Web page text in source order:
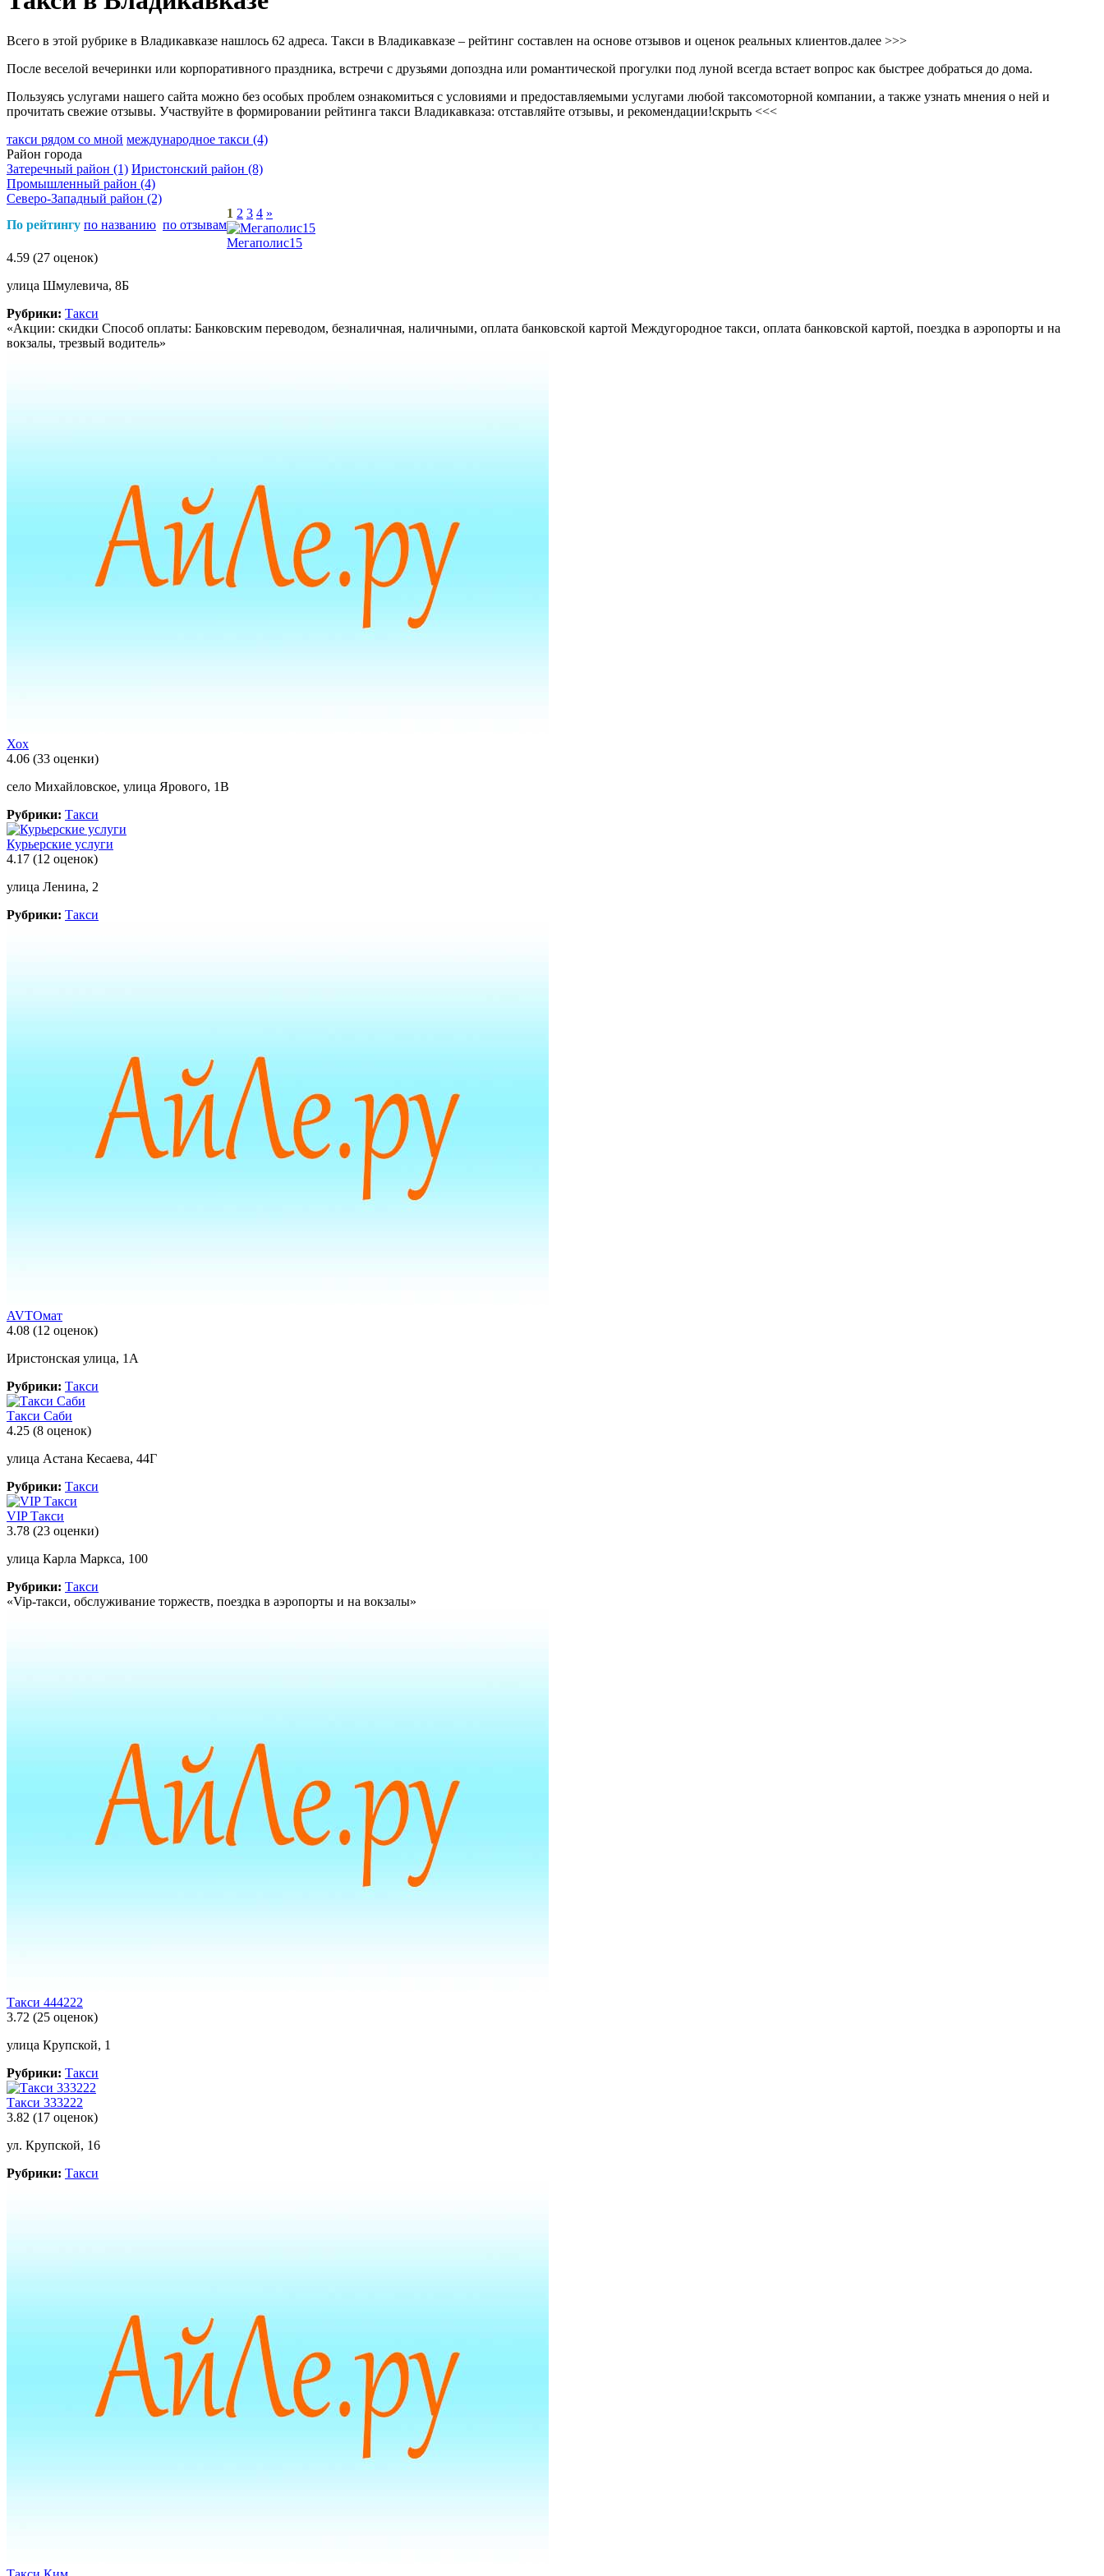
Всего в этой рубрике в Владикавказе нашлось 62 адреса. Такси в Владикавказе – рейтинг составлен на основе отзывов и оценок реальных клиентов.далее >>>
После веселой вечеринки или корпоративного праздника, встречи с друзьями допоздна или романтической прогулки под луной всегда встает вопрос как быстрее добраться до дома.
Пользуясь услугами нашего сайта можно без особых проблем ознакомиться с условиями и предоставляемыми услугами любой таксомоторной компании, а также узнать мнения о ней и
прочитать свежие отзывы. Участвуйте в формировании рейтинга такси Владикавказа: отставляйте отзывы, и рекомендации!скрыть <<<
такси рядом со мной международное такси (4)
Район города
Затеречный район (1) Иристонский район (8)
Промышленный район (4)
Северо-Западный район (2)
По рейтингу по названию по отзывам
1 2 3 4 »
Мегаполис15
4.59 (27 оценок)
улица Шмулевича, 8Б
Рубрики: Такси
«Акции: скидки Способ оплаты: Банковским переводом, безналичная, наличными, оплата банковской картой Междугородное такси, оплата банковской картой, поездка в аэропорты и на
вокзалы, трезвый водитель»
Хох
4.06 (33 оценки)
село Михайловское, улица Ярового, 1В
Рубрики: Такси
Курьерские услуги
4.17 (12 оценок)
улица Ленина, 2
Рубрики: Такси
AVTOмат
4.08 (12 оценок)
Иристонская улица, 1А
Рубрики: Такси
Такси Саби
4.25 (8 оценок)
улица Астана Кесаева, 44Г
Рубрики: Такси
VIP Такси
3.78 (23 оценки)
улица Карла Маркса, 100
Рубрики: Такси
«Vip-такси, обслуживание торжеств, поездка в аэропорты и на вокзалы»
Такси 444222
3.72 (25 оценок)
улица Крупской, 1
Рубрики: Такси
Такси 333222
3.82 (17 оценок)
ул. Крупской, 16
Рубрики: Такси